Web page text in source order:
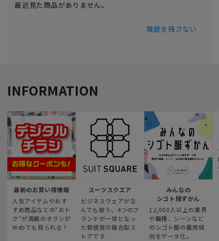
最近見た商品がありません。
履歴を残さない
INFORMATION
最新のお買い得情報
人気アイテムやおす
すめ商品などの“おト
ク“が満載のチラシが
Webでも見られる！
スーツスクエア
ビジネスウェアがな
んでも揃う、4つのブ
ランドが一体となっ
た新感覚の複合型ス
トアです
みんなの
シゴト服ずかん
12,000人以上の業界
や職種、シーンなど
のシゴト服の着用傾
向をデータ化。